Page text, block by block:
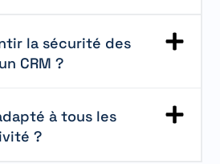
la sécurité des
CRM ?
à tous les
?